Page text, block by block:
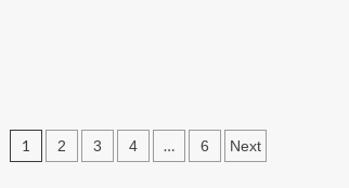
रोक्तिमा
यादव
Posts
1 2 3 4 … 6 Next